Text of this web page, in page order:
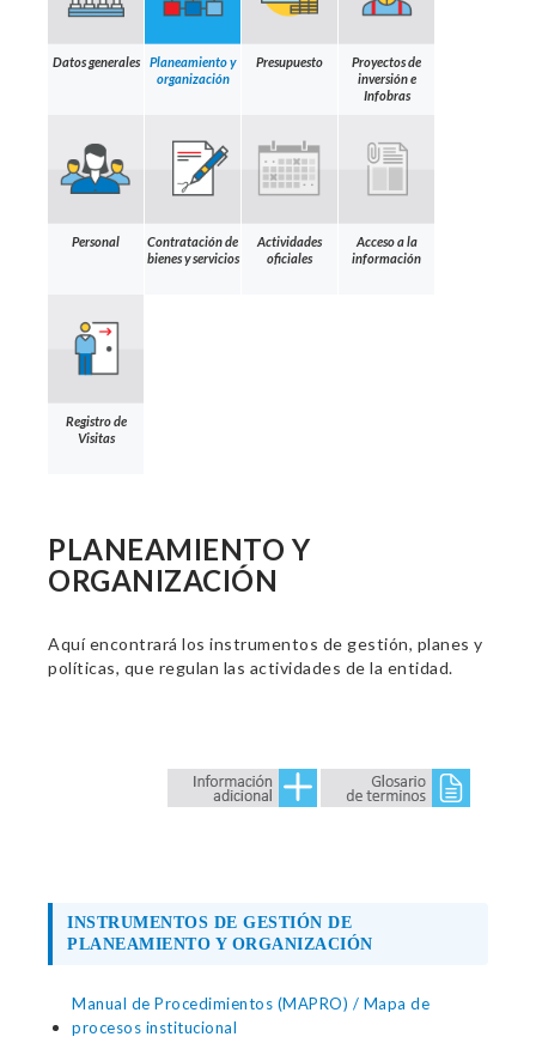
Datos generales
Planeamiento y
organización
Presupuesto
Proyectos de
inversión e
Infobras
Personal
Contratación de
bienes y servicios
Actividades
oficiales
Acceso a la
información
Registro de
Visitas
PLANEAMIENTO Y
ORGANIZACIÓN
Aquí encontrará los instrumentos de gestión, planes y
políticas, que regulan las actividades de la entidad.
INSTRUMENTOS DE GESTIÓN DE
PLANEAMIENTO Y ORGANIZACIÓN
Manual de Procedimientos (MAPRO) / Mapa de
procesos institucional